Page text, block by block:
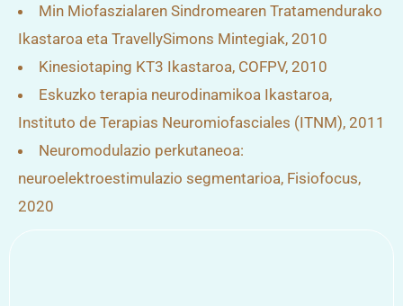
Min Miofaszialaren Sindromearen Tratamendurako
Ikastaroa eta TravellySimons Mintegiak, 2010
Kinesiotaping KT3 Ikastaroa, COFPV, 2010
Eskuzko terapia neurodinamikoa Ikastaroa,
Instituto de Terapias Neuromiofasciales (ITNM), 2011
Neuromodulazio perkutaneoa:
neuroelektroestimulazio segmentarioa, Fisiofocus,
2020